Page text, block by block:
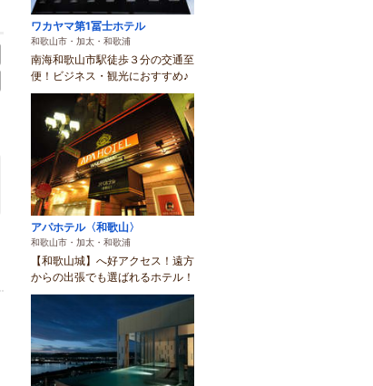
ワカヤマ第1冨士ホテル
和歌山市・加太・和歌浦
南海和歌山市駅徒歩３分の交通至
便！ビジネス・観光におすすめ♪
アパホテル〈和歌山〉
和歌山市・加太・和歌浦
【和歌山城】へ好アクセス！遠方
からの出張でも選ばれるホテル！